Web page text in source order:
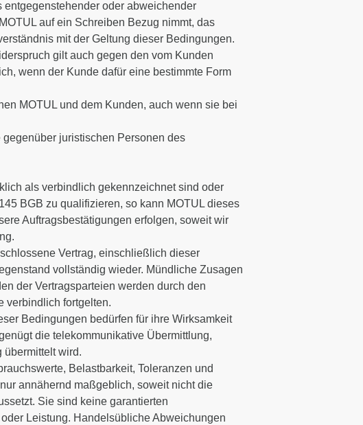
oder abweichender
auf ein Schreiben Bezug nimmt, das
mit der Geltung dieser Bedingungen.
gilt auch gegen den vom Kunden
wenn der Kunde dafür eine bestimmte Form
MOTUL und dem Kunden, auch wenn sie bei
juristischen Personen des
als verbindlich gekennzeichnet sind oder
BGB zu qualifizieren, so kann MOTUL dieses
Auftragsbestätigungen erfolgen, soweit wir
Vertrag, einschließlich dieser
vollständig wieder. Mündliche Zusagen
der Vertragsparteien werden durch den
verbindlich fortgelten.
Bedingungen bedürfen für ihre Wirksamkeit
die telekommunikative Übermittlung,
übermittelt wird.
Belastbarkeit, Toleranzen und
annähernd maßgeblich, soweit nicht die
Sie sind keine garantierten
Leistung. Handelsübliche Abweichungen